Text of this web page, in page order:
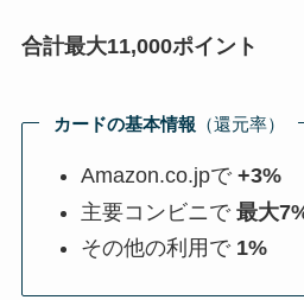
合計最大11,000ポイント
カードの基本情報 （還元率）
Amazon.co.jpで+3%
主要コンビニで最大
その他の利用で 1%